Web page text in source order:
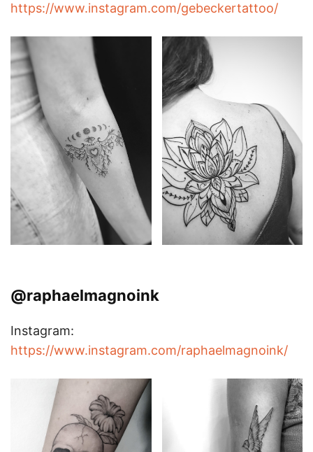
https://www.instagram.com/gebeckertattoo/
@raphaelmagnoink
Instagram:
https://www.instagram.com/raphaelmagnoink/